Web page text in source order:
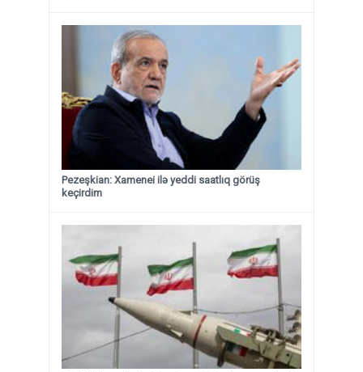
Pezeşkian: Xamenei ilə yeddi saatlıq görüş
keçirdim